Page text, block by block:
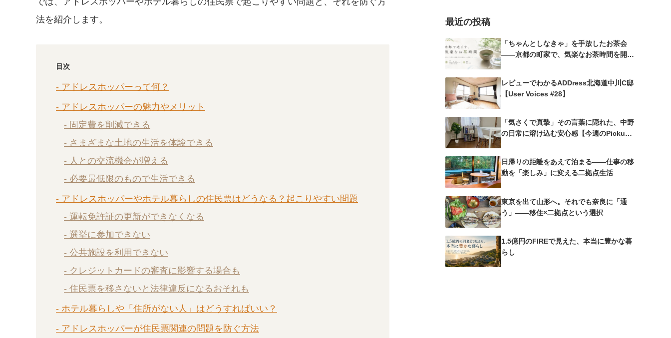
法を紹介します。
目次
- アドレスホッパーって何？
- アドレスホッパーの魅力やメリット
- 固定費を削減できる
- さまざまな土地の生活を体験できる
- 人との交流機会が増える
- 必要最低限のもので生活できる
- アドレスホッパーやホテル暮らしの住民票はどうなる？起こりやすい問題
- 運転免許証の更新ができなくなる
- 選挙に参加できない
- 公共施設を利用できない
- クレジットカードの審査に影響する場合も
- 住民票を移さないと法律違反になるおそれも
- ホテル暮らしや「住所がない人」はどうすればいい？
- アドレスホッパーが住民票関連の問題を防ぐ方法
最近の投稿
「ちゃんとしなきゃ」を手放したお茶会
——京都の町家で、気楽なお茶時間を開催
レビューでわかるADDress北海道中川C邸
【User Voices #28】
「気さくで真摯」その言葉に隠れた、中野
の日常に溶け込む安心感【今週のPickup
日帰りの距離をあえて泊まる——仕事の移
動を「楽しみ」に変える二拠点生活
東京を出て山形へ。それでも奈良に「通
う」——移住×二拠点という選択
1.5億円のFIREで見えた、本当に豊かな暮
らし